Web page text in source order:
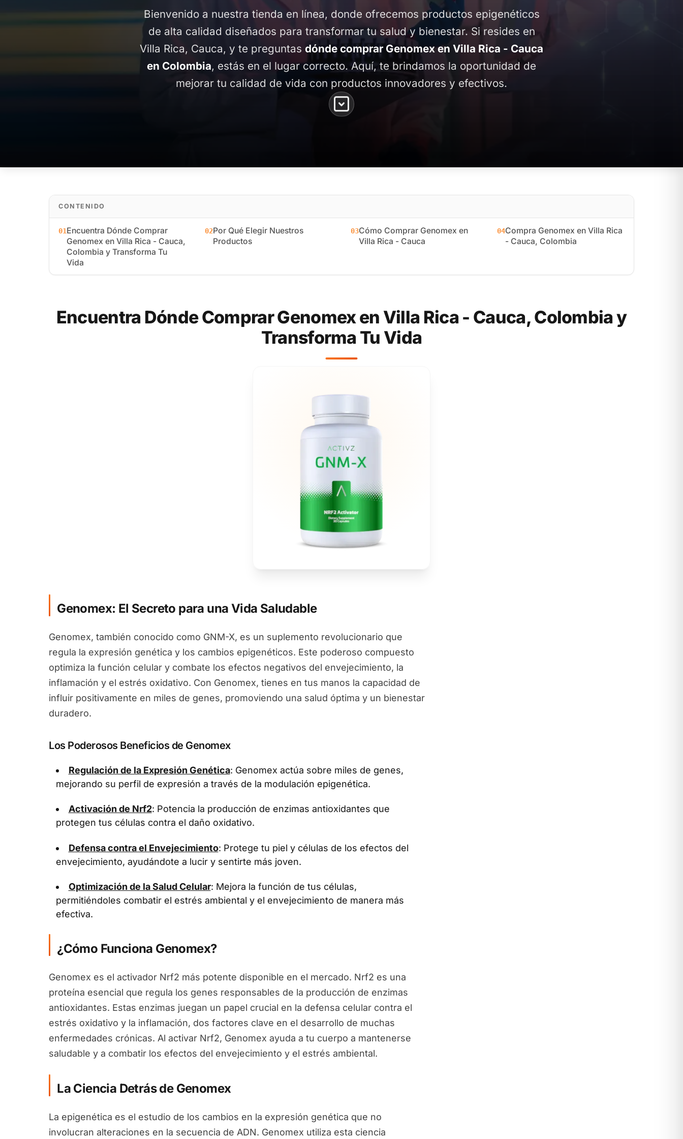
Bienvenido a nuestra tienda en línea, donde ofrecemos productos epigenéticos
de alta calidad diseñados para transformar tu salud y bienestar. Si resides en
Villa Rica, Cauca, y te preguntas dónde comprar Genomex en Villa Rica - Cauca
en Colombia, estás en el lugar correcto. Aquí, te brindamos la oportunidad de
mejorar tu calidad de vida con productos innovadores y efectivos.
CONTENIDO
01Encuentra Dónde Comprar
Genomex en Villa Rica - Cauca,
Colombia y Transforma Tu
Vida
02Por Qué Elegir Nuestros
Productos
03Cómo Comprar Genomex en
Villa Rica - Cauca
04Compra Genomex en Villa Rica
- Cauca, Colombia
Encuentra Dónde Comprar Genomex en Villa Rica - Cauca, Colombia y
Transforma Tu Vida
Genomex: El Secreto para una Vida Saludable
Genomex, también conocido como GNM-X, es un suplemento revolucionario que
regula la expresión genética y los cambios epigenéticos. Este poderoso compuesto
optimiza la función celular y combate los efectos negativos del envejecimiento, la
inflamación y el estrés oxidativo. Con Genomex, tienes en tus manos la capacidad de
influir positivamente en miles de genes, promoviendo una salud óptima y un bienestar
duradero.
Los Poderosos Beneficios de Genomex
Regulación de la Expresión Genética: Genomex actúa sobre miles de genes,
mejorando su perfil de expresión a través de la modulación epigenética.
Activación de Nrf2: Potencia la producción de enzimas antioxidantes que
protegen tus células contra el daño oxidativo.
Defensa contra el Envejecimiento: Protege tu piel y células de los efectos del
envejecimiento, ayudándote a lucir y sentirte más joven.
Optimización de la Salud Celular: Mejora la función de tus células,
permitiéndoles combatir el estrés ambiental y el envejecimiento de manera más
efectiva.
¿Cómo Funciona Genomex?
Genomex es el activador Nrf2 más potente disponible en el mercado. Nrf2 es una
proteína esencial que regula los genes responsables de la producción de enzimas
antioxidantes. Estas enzimas juegan un papel crucial en la defensa celular contra el
estrés oxidativo y la inflamación, dos factores clave en el desarrollo de muchas
enfermedades crónicas. Al activar Nrf2, Genomex ayuda a tu cuerpo a mantenerse
saludable y a combatir los efectos del envejecimiento y el estrés ambiental.
La Ciencia Detrás de Genomex
La epigenética es el estudio de los cambios en la expresión genética que no
involucran alteraciones en la secuencia de ADN. Genomex utiliza esta ciencia